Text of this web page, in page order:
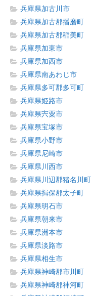
兵庫県加古川市
兵庫県加古郡播磨町
兵庫県加古郡稲美町
兵庫県加東市
兵庫県加西市
兵庫県南あわじ市
兵庫県多可郡多可町
兵庫県姫路市
兵庫県宍粟市
兵庫県宝塚市
兵庫県小野市
兵庫県尼崎市
兵庫県川西市
兵庫県川辺郡猪名川町
兵庫県揖保郡太子町
兵庫県明石市
兵庫県朝来市
兵庫県洲本市
兵庫県淡路市
兵庫県相生市
兵庫県神崎郡市川町
兵庫県神崎郡神河町